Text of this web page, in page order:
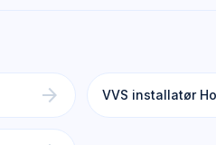
arrow_forward VVS installatør